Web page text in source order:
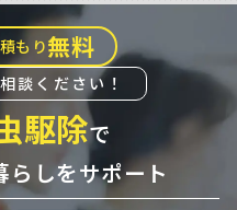
もり無料
談ください！
駆除で
らしをサポート